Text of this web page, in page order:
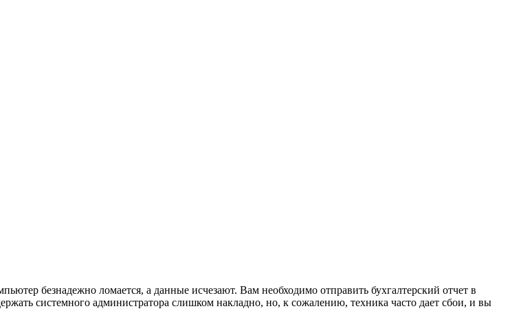
безнадежно ломается, а данные исчезают. Вам необходимо отправить бухгалтерский отчет в
системного администратора слишком накладно, но, к сожалению, техника часто дает сбои, и вы